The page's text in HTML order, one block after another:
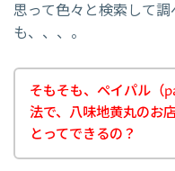
思って色々と検索して
も、、、。
そもそも、ペイパル（
法で、八味地黄丸のお
とってできるの？